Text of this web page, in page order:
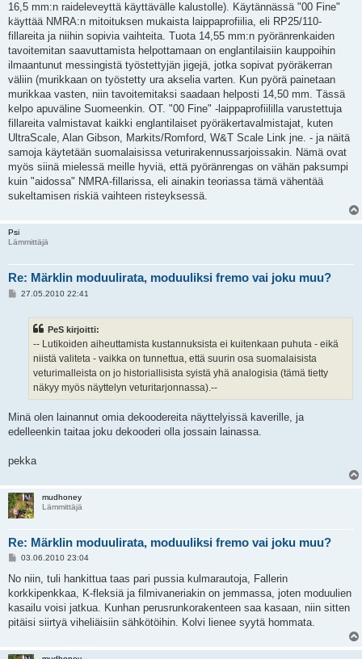
16,5 mm:n raideleveyttä käyttävälle kalustolle). Käytännässä "00 Fine"
käyttää NMRA:n mitoituksen mukaista laippaprofiilia, eli RP25/110-
fillareita ja niihin sopivia vaihteita. Tuota 14,55 mm:n pyöränrenkaiden
tavoitemitan saavuttamista helpottamaan on englantilaisiin kauppoihin
ilmaantunut messingistä työstettyjän jigejä, jotka sopivat pyöräkerran
väliin (murikkaan on työstetty ura akselia varten. Kun pyörä painetaan
murikkaa vasten, niin tavoitemitaksi saadaan helposti 14,50 mm. Tässä
kelpo apuväline Suomeenkin. OT. "00 Fine" -laippaprofiililla varustettuja
fillareita valmistavat kaikki englantilaiset pyöräkertavalmistajat, kuten
UltraScale, Alan Gibson, Markits/Romford, W&T Scale Link jne. - ja näitä
samoja käytetään suomalaisissa veturirakennussarjoissakin. Nämä ovat
myös siinä mielessä meille hyviä, että pyöränrengas on vähän paksumpi
kuin "aidossa" NMRA-fillarissa, eli ainakin teoriassa tämä vähentää
sukeltamisen riskiä vaihteen risteyksessä.
Psi
Lämmittäjä
Re: Märklin moduulirata, moduuliksi fremo vai joku muu?
V27.05.2010 22:41
PeS kirjoitti:
-- Lutikoiden aiheuttamista kustannuksista ei kuitenkaan puhuta - eikä
niistä valiteta - vaikka on tunnettua, että suurin osa suomalaisista
veturimalleista on jo historiallisista syistä yhä analogisia (tämä tietty
näkyy myös näyttelyn veturitarjonnassa).--
Minä olen lainannut omia dekoodereita näyttelyissä kaverille, ja
edelleenkin taitaa joku dekooderi olla jossain lainassa.
pekka
mudhoney
Lämmittäjä
Re: Märklin moduulirata, moduuliksi fremo vai joku muu?
V
e
t
i
03.06.2010 23:04
No niin, tuli hankittua taas pari pussia kulmarautoja, Fallerin
korkkipenkkaa, K-fleksiä ja filmivaneriakin on jemmassa, joten moduulien
kasailu voisi jatkua. Kunhan perusrunkorakenteen saa kasaan, niin sitten
pitäisi siirtyä viheliäisiin sähkötöihin. Kolvi lienee syytä hommata.